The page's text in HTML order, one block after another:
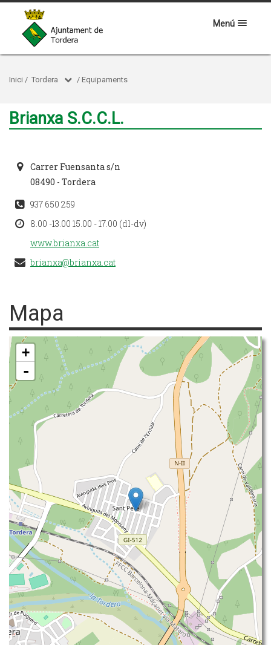
Menú
Inici / Tordera / Equipaments
Brianxa S.C.C.L.
Carrer Fuensanta s/n
08490 - Tordera
937 650 259
8.00 -13.00 15.00 - 17.00 (dl-dv)
www.brianxa.cat
brianxa@brianxa.cat
Mapa
+
-